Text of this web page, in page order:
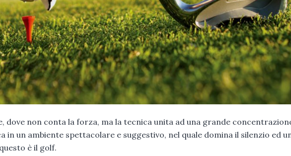
dove non conta la forza, ma la tecnica unita ad una grande
in un ambiente spettacolare e suggestivo, nel quale domina il silenzio ed
è il golf.